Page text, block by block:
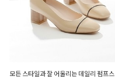
모든 스타일과 잘 어울리는 데일리 펌프스